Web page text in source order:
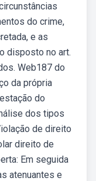
do crime,
e as
disposto no art.
Web187 do
da própria
do
dos tipos
de direito
direito de
Em seguida
atenuantes e